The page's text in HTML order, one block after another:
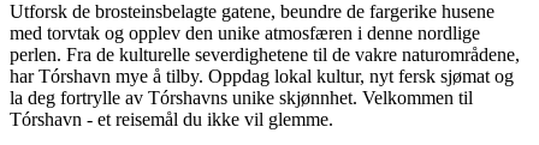
Utforsk de brosteinsbelagte gatene, beundre de fargerike husene
med torvtak og opplev den unike atmosfæren i denne nordlige
perlen. Fra de kulturelle severdighetene til de vakre naturområdene,
har Tórshavn mye å tilby. Oppdag lokal kultur, nyt fersk sjømat og
la deg fortrylle av Tórshavns unike skjønnhet. Velkommen til
Tórshavn - et reisemål du ikke vil glemme.